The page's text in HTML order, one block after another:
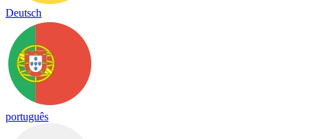
Deutsch
português